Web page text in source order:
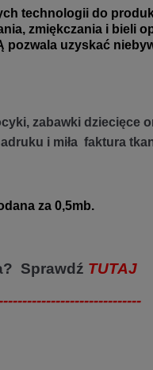
technologii do
zmiękczania i bieli
uzyskać
zabawki dziecięce
i miła faktura
za 0,5mb.
Sprawdź TUTAJ